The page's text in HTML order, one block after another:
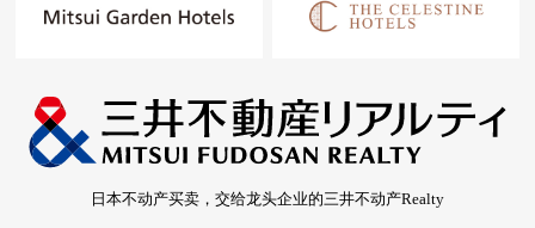
日本不动产买卖，交给龙头企业的三井不动产Realty